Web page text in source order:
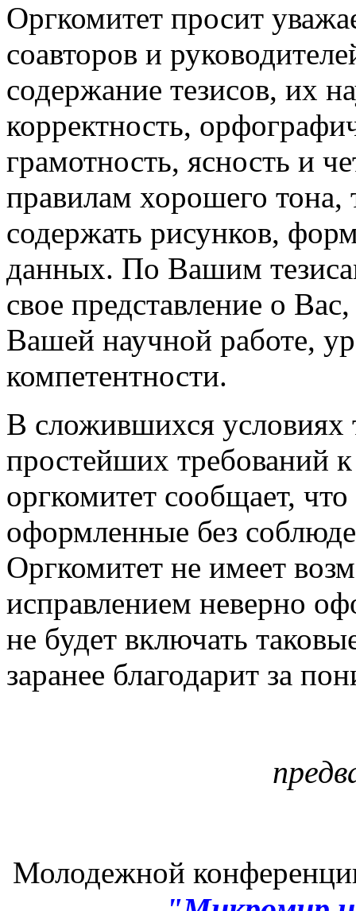
Оргкомитет просит
соавторов и
содержание тезисов, их
корректность,
грамотность, ясность и
правилам хорошего
содержать рисунков,
данных. По Вашим
свое представление о
Вашей научной работе,
компетентности.
В сложившихся условиях
простейших требований
оргкомитет сообщает,
оформленные без
Оргкомитет не имеет
исправлением неверно
не будет включать
заранее благодарит за
Молодежной